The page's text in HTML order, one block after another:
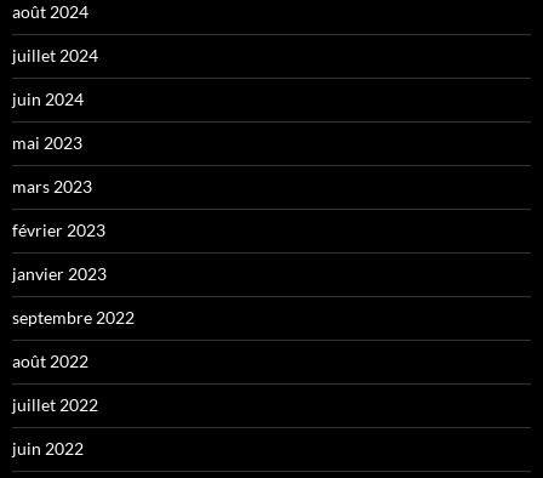
août 2024
juillet 2024
juin 2024
mai 2023
mars 2023
février 2023
janvier 2023
septembre 2022
août 2022
juillet 2022
juin 2022